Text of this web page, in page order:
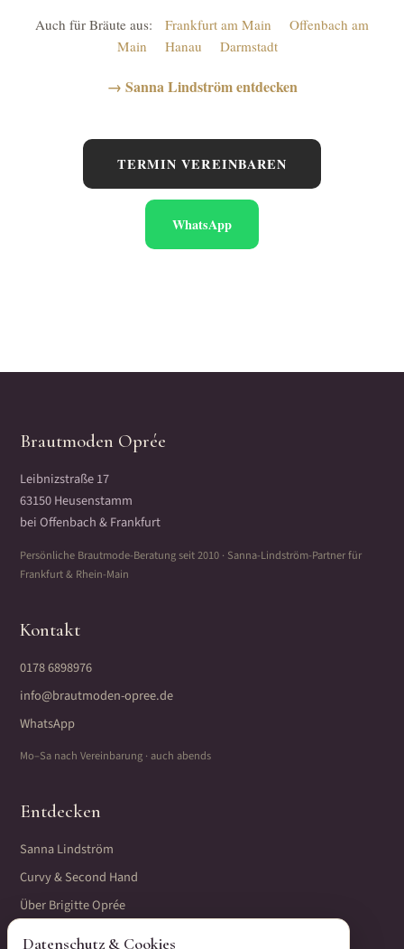
Auch für Bräute aus: Frankfurt am Main
Offenbach am
Main
Hanau Darmstadt
→ Sanna Lindström entdecken
TERMIN VEREINBAREN
WhatsApp
Brautmoden Oprée
Leibnizstraße 17
63150 Heusenstamm
bei Offenbach & Frankfurt
Persönliche Brautmode-Beratung seit 2010 · Sanna-Lindström-Partner für
Frankfurt & Rhein-Main
Kontakt
0178 6898976
info@brautmoden-opree.de
WhatsApp
Mo–Sa nach Vereinbarung · auch abends
Entdecken
Sanna Lindström
Curvy & Second Hand
Über Brigitte Oprée
Termin vereinbaren
Datenschutz & Cookies